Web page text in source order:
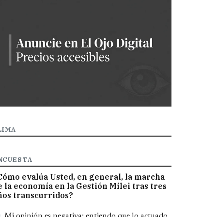
evalúa Usted, en general, la marcha
la economía en la Gestión Milei tras tres
transcurridos?